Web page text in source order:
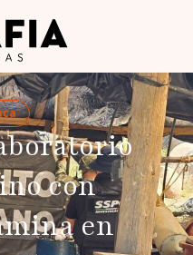
con
en